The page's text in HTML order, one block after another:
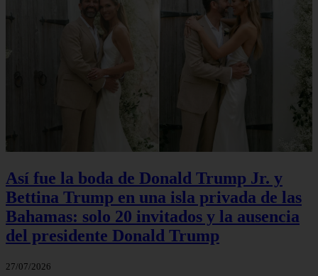
Así fue la boda de Donald Trump Jr. y
Bettina Trump en una isla privada de las
Bahamas: solo 20 invitados y la ausencia
del presidente Donald Trump
27/07/2026